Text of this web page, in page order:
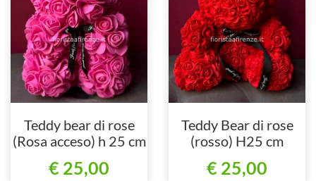
Teddy bear di rose
(Rosa acceso) h 25 cm
€ 25,00
Teddy Bear di rose
(rosso) H25 cm
€ 25,00